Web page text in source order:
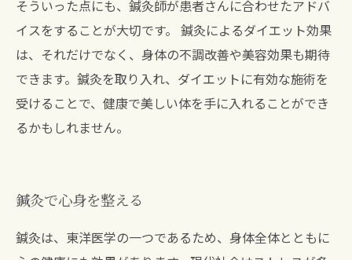
そういった点にも、鍼灸師が患者さんに合わせたアドバ
イスをすることが大切です。 鍼灸によるダイエット効果
は、それだけでなく、身体の不調改善や美容効果も期待
できます。鍼灸を取り入れ、ダイエットに有効な施術を
受けることで、健康で美しい体を手に入れることができ
るかもしれません。
鍼灸で心身を整える
鍼灸は、東洋医学の一つであるため、身体全体とともに